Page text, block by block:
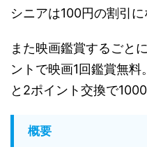
シニアは100円の割引に
また映画鑑賞するごと
ントで映画1回鑑賞無料。
と2ポイント交換で
概要